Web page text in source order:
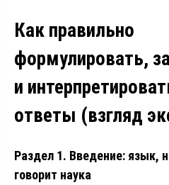
Как правильно
формулировать,
и
ответы (взгляд
Раздел 1. Введение: язык,
говорит наука